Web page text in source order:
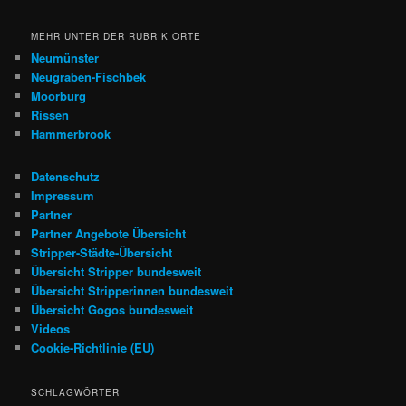
MEHR UNTER DER RUBRIK ORTE
Neumünster
Neugraben-Fischbek
Moorburg
Rissen
Hammerbrook
Datenschutz
Impressum
Partner
Partner Angebote Übersicht
Stripper-Städte-Übersicht
Übersicht Stripper bundesweit
Übersicht Stripperinnen bundesweit
Übersicht Gogos bundesweit
Videos
Cookie-Richtlinie (EU)
SCHLAGWÖRTER